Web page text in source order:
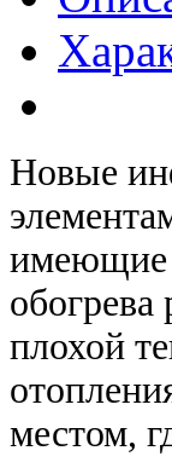
Новые
имеющие
плохой
местом,